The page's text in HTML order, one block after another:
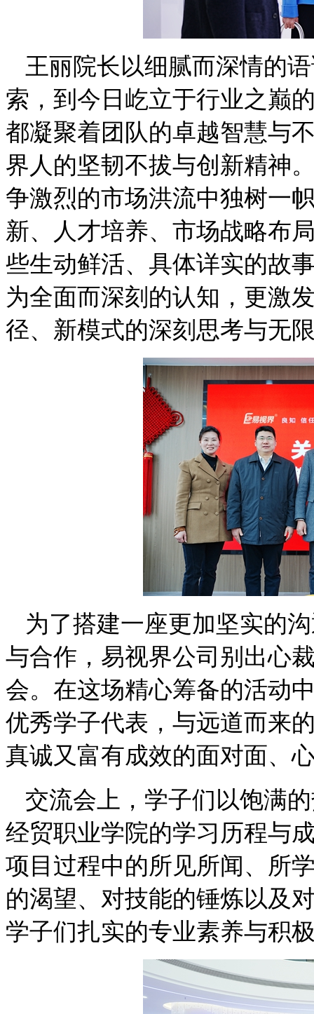
王丽院长以细腻而深情的
索，到今日屹立于行业之巅
都凝聚着团队的卓越智慧与
界人的坚韧不拔与创新精神
争激烈的市场洪流中独树一
新、人才培养、市场战略布
些生动鲜活、具体详实的故
为全面而深刻的认知，更激
径、新模式的深刻思考与无
为了搭建一座更加坚实的
与合作，易视界公司别出心
会。在这场精心筹备的活动
优秀学子代表，与远道而来
真诚又富有成效的面对面、
交流会上，学子们以饱满
经贸职业学院的学习历程与
项目过程中的所见所闻、所
的渴望、对技能的锤炼以及
学子们扎实的专业素养与积